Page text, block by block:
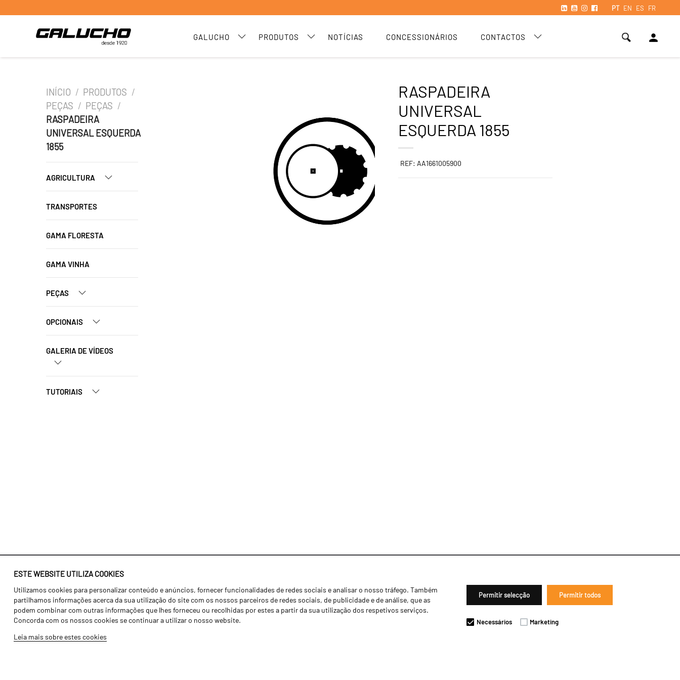
PT EN ES FR
GALUCHO PRODUTOS NOTÍCIAS CONCESSIONÁRIOS CONTACTOS person
ESTE WEBSITE UTILIZA COOKIES
Utilizamos cookies para personalizar conteúdo e anúncios, fornecer funcionalidades de redes sociais e analisar o nosso tráfego. Também
partilhamos informações acerca da sua utilização do site com os nossos parceiros de redes sociais, de publicidade e de análise, que as
podem combinar com outras informações que lhes forneceu ou recolhidas por estes a partir da sua utilização dos respetivos serviços.
Concorda com os nossos cookies se continuar a utilizar o nosso website.
Leia mais sobre estes cookies
Permitir selecção Permitir todos
Necessários Marketing
INÍCIO / PRODUTOS /
PEÇAS / PEÇAS /
RASPADEIRA
UNIVERSAL ESQUERDA
1855
AGRICULTURA
TRANSPORTES
GAMA FLORESTA
GAMA VINHA
PEÇAS
OPCIONAIS
GALERIA DE VÍDEOS
TUTORIAIS
RASPADEIRA
UNIVERSAL
ESQUERDA 1855
REF: AA1661005900
Identidade
História
Fábrica / Produção
Recursos Humanos
Agricultura
Transportes
Gama Floresta
Notícias
Concessionários